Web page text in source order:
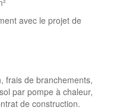
avec le projet de
frais de branchements,
par pompe à chaleur,
de construction.